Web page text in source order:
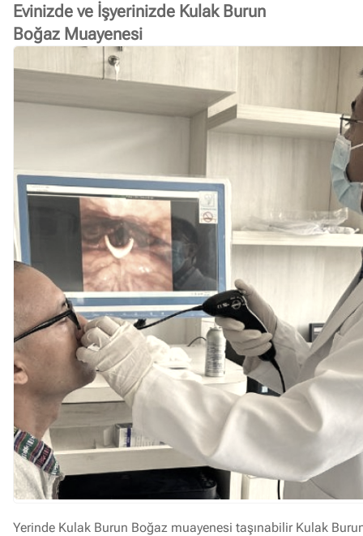
Evinizde ve İşyerinizde Kulak Burun
Boğaz Muayenesi
Yerinde Kulak Burun Boğaz muayenesi taşınabilir Kulak